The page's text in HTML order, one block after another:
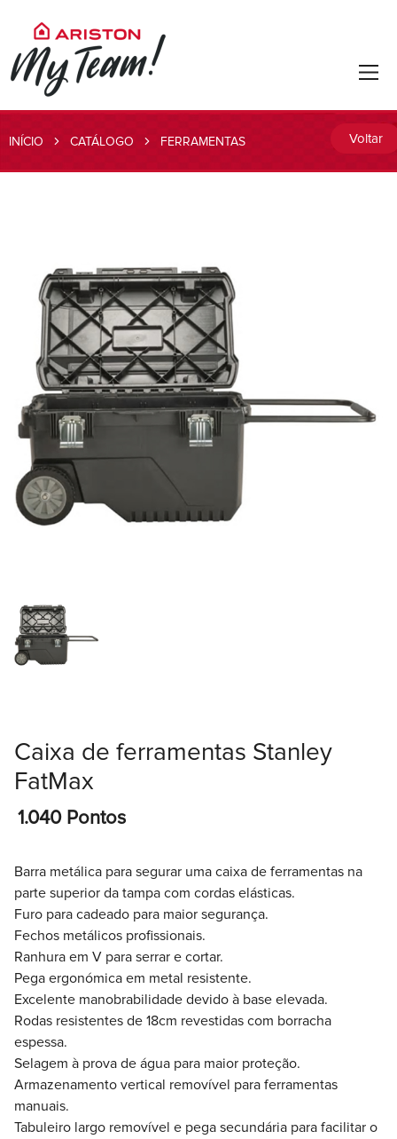
INÍCIO CATÁLOGO FERRAMENTAS Voltar
Caixa de ferramentas Stanley
FatMax
1.040 Pontos
Barra metálica para segurar uma caixa de ferramentas na
parte superior da tampa com cordas elásticas.
Furo para cadeado para maior segurança.
Fechos metálicos profissionais.
Ranhura em V para serrar e cortar.
Pega ergonómica em metal resistente.
Excelente manobrabilidade devido à base elevada.
Rodas resistentes de 18cm revestidas com borracha
espessa.
Selagem à prova de água para maior proteção.
Armazenamento vertical removível para ferramentas
manuais.
Tabuleiro largo removível e pega secundária para facilitar o